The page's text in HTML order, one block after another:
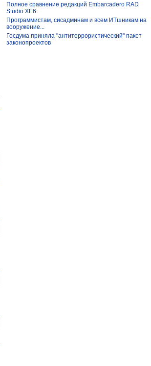
Полное сравнение редакций Embarcadero RAD
Studio XE6
Программистам, сисадминам и всем ИТшникам на
вооружение...
Госдума приняла "антитеррористический" пакет
законопроектов